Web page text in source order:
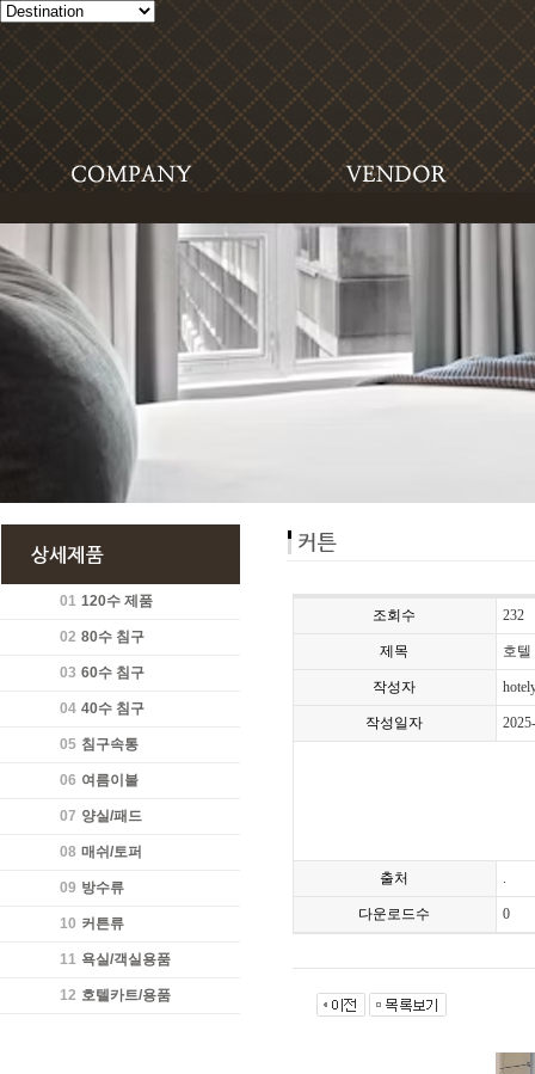
01 120수 제품
02 80수 침구
03 60수 침구
04 40수 침구
05 침구속통
06 여름이불
07 양실/패드
08 매쉬/토퍼
09 방수류
10 커튼류
11 욕실/객실용품
12 호텔카트/용품
조회수 232
제목 호
작성자
작성일자
출처 .
다운로드수 0